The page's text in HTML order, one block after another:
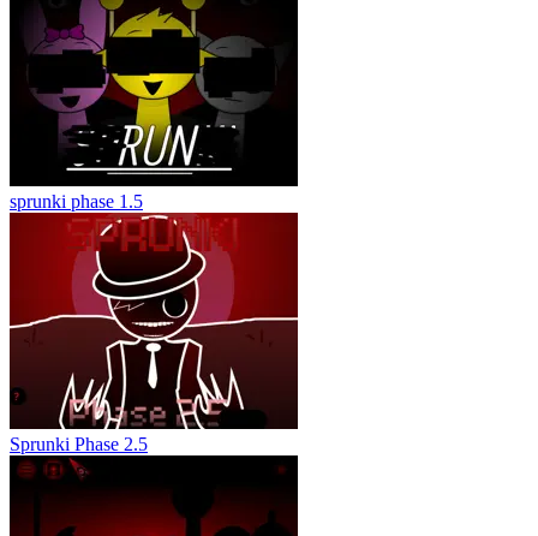
sprunki phase 1.5
Sprunki Phase 2.5